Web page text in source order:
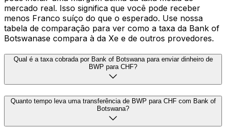
mercado real. Isso significa que você pode receber
menos Franco suíço do que o esperado. Use nossa
tabela de comparação para ver como a taxa da Bank of
Botswanase compara à da Xe e de outros provedores.
Qual é a taxa cobrada por Bank of Botswana para enviar dinheiro de
BWP para CHF?
Quanto tempo leva uma transferência de BWP para CHF com Bank of
Botswana?